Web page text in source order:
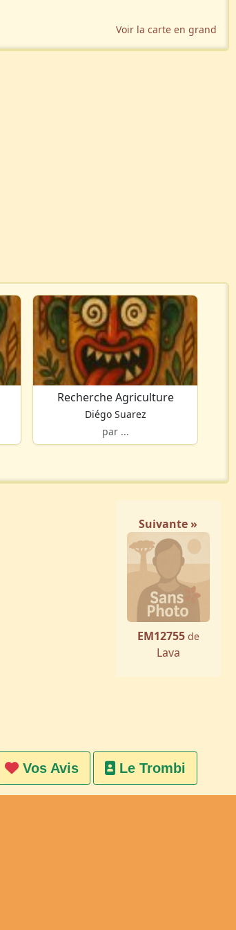
Voir la carte en grand
Recherche Agriculture
Diégo Suarez
par ...
Suivante »
EM12755 de
Lava
Vos Avis Le Trombi